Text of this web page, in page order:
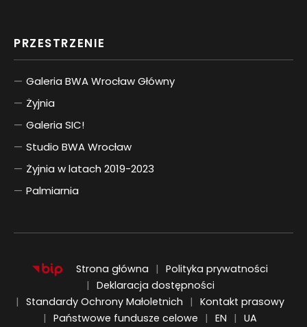
PRZESTRZENIE
Galeria BWA Wrocław Główny
Żyjnia
Galeria SIC!
Studio BWA Wrocław
Żyjnia w latach 2019-2023
Palmiarnia
Strona główna
Polityka prywatności
Deklaracja dostępności
Standardy Ochrony Małoletnich
Kontakt prasowy
Państwowe fundusze celowe
EN
ENGLISH
UA
UKRAIŃSKI